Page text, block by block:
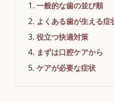
一般的な歯の並び順
よくある歯が生える症
役立つ快適対策
まずは口腔ケアから
ケアが必要な症状